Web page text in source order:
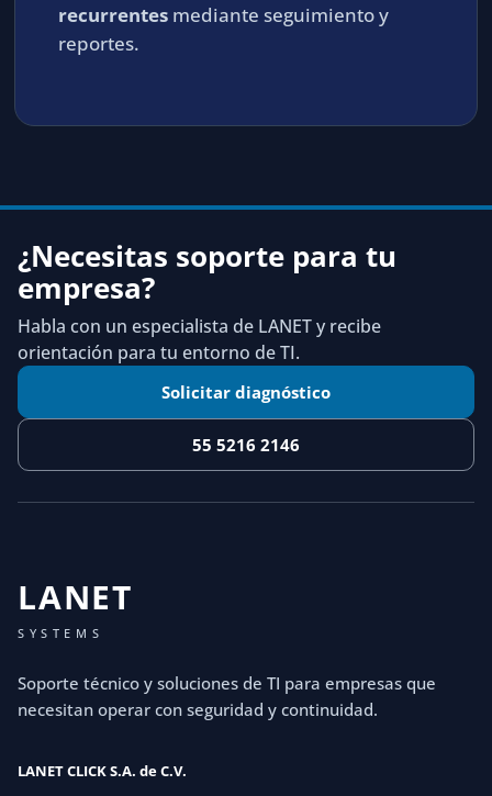
recurrentes mediante seguimiento y
reportes.
¿Necesitas soporte para tu
empresa?
Habla con un especialista de LANET y recibe
orientación para tu entorno de TI.
Solicitar diagnóstico
55 5216 2146
LANET
SYSTEMS
Soporte técnico y soluciones de TI para empresas que
necesitan operar con seguridad y continuidad.
LANET CLICK S.A. de C.V.